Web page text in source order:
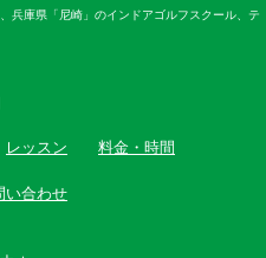
兵庫県「尼崎」のインドアゴルフスクール、テ
レッスン 料金・時間
い合わせ